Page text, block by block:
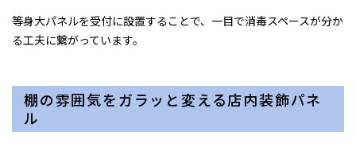
等身大パネルを受付に設置することで、一目で消毒スペースが分か
る工夫に繋がっています。
棚の雰囲気をガラッと変える店内装飾パネ
ル